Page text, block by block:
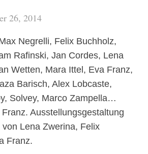
26, 2014
Negrelli, Felix Buchholz,
Rafinski, Jan Cordes, Lena
Wetten, Mara Ittel, Eva Franz,
Barisch, Alex Lobcaste,
Solvey, Marco Zampella…
Ausstellungsgestaltung
Lena Zwerina, Felix
Franz.